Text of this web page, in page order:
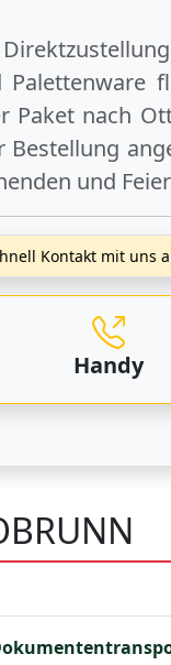
Paket nach
und
Kontakt mit uns
Handy